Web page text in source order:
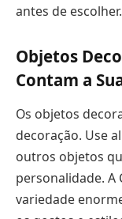
antes de escolher.
Objetos
Contam a
Os objetos
decoração. Use
outros objetos
personalidade. A
variedade